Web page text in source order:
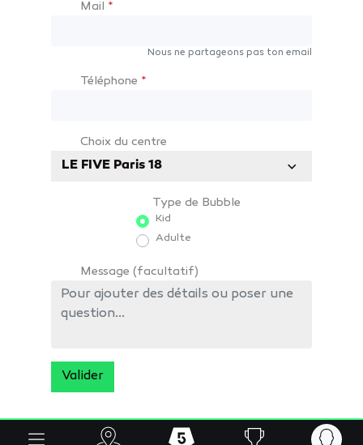
Mail *
Nous ne partageons pas ton email
Téléphone *
Choix du centre
LE FIVE Paris 18
Type de Bubble
Kid
Adulte
Message (facultatif)
Valider